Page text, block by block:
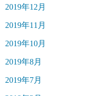
2019年12月
2019年11月
2019年10月
2019年8月
2019年7月